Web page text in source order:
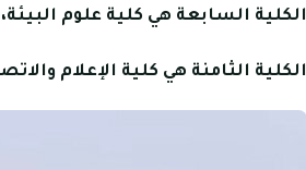
الكلية السابعة هي كلية علوم البيئة،
الكلية الثامنة هي كلية الإعلام